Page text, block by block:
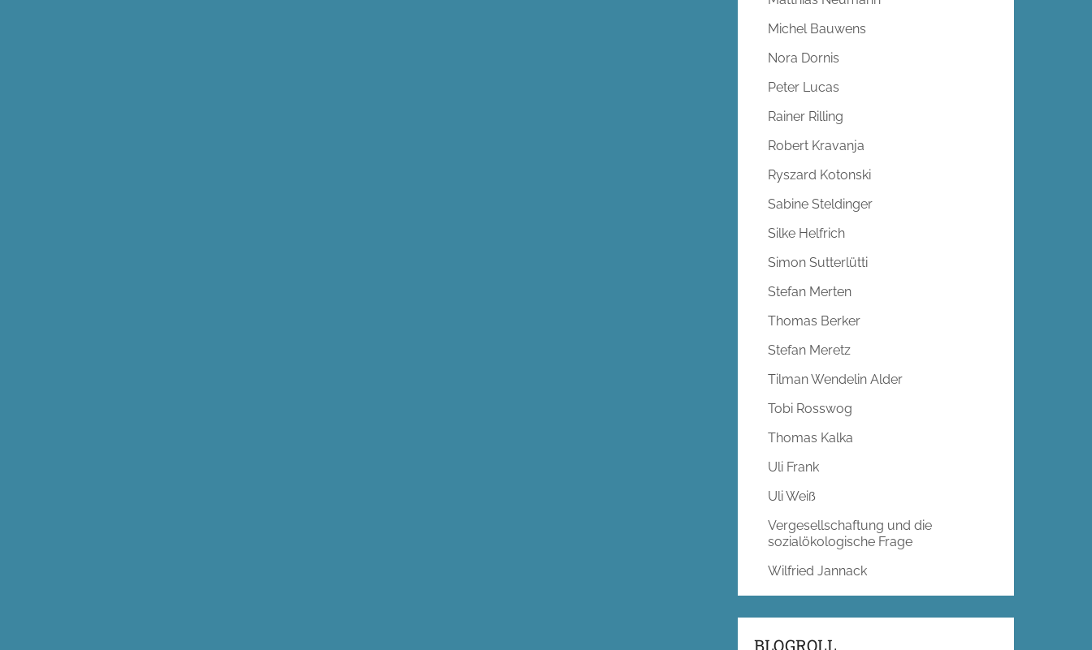
Michel Bauwens
Nora Dornis
Peter Lucas
Rainer Rilling
Robert Kravanja
Ryszard Kotonski
Sabine Steldinger
Silke Helfrich
Simon Sutterlütti
Stefan Merten
Thomas Berker
Stefan Meretz
Tilman Wendelin Alder
Tobi Rosswog
Thomas Kalka
Uli Frank
Uli Weiß
Vergesellschaftung und die
sozialökologische Frage
Wilfried Jannack
BLOGROLL